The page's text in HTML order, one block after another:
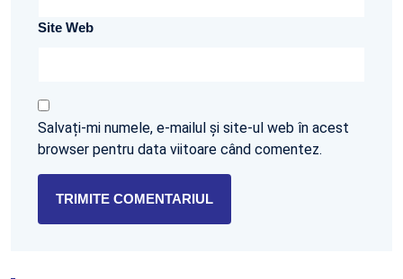
Site Web
Salvați-mi numele, e-mailul și site-ul web în acest
browser pentru data viitoare când comentez.